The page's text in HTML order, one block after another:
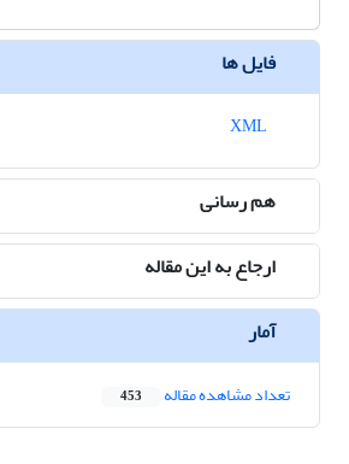
فایل ها
هم رسانی
ارجاع به این مقاله
آمار
تعداد مشاهده مقاله 453